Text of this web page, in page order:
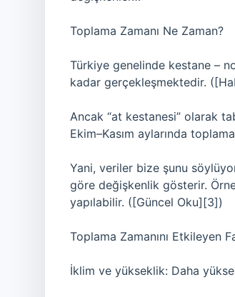
Toplama Zamanı Ne Zaman?
Türkiye genelinde kestane –
kadar gerçekleşmektedir.
Ancak “at kestanesi” olarak
Ekim–Kasım aylarında
Yani, veriler bize şunu
göre değişkenlik gösterir.
yapılabilir. ([Güncel Oku][3])
Toplama Zamanını Etkileyen
İklim ve yükseklik: Daha